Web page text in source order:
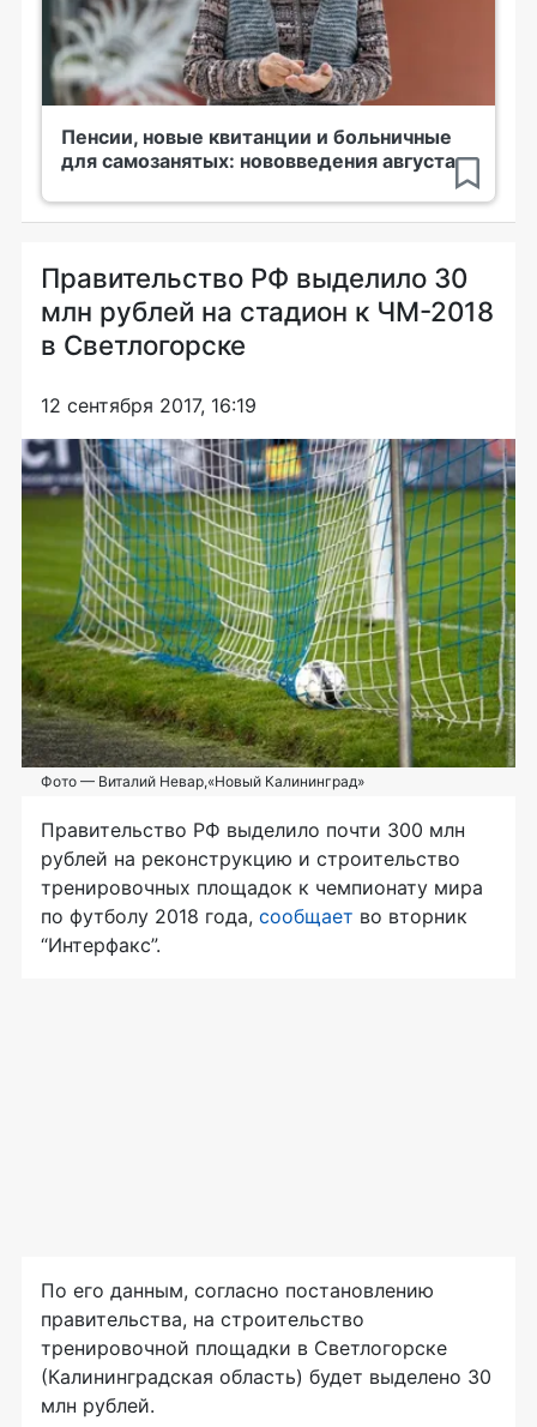
Пенсии, новые квитанции и больничные
для самозанятых: нововведения августа
Правительство РФ выделило 30
млн рублей на стадион к ЧМ-2018
в Светлогорске
12 сентября 2017, 16:19
Фото — Виталий Невар,«Новый Калининград»
Правительство РФ выделило почти 300 млн
рублей на реконструкцию и строительство
тренировочных площадок к чемпионату мира
по футболу 2018 года, сообщает во вторник
“Интерфакс”.
По его данным, согласно постановлению
правительства, на строительство
тренировочной площадки в Светлогорске
(Калининградская область) будет выделено 30
млн рублей.